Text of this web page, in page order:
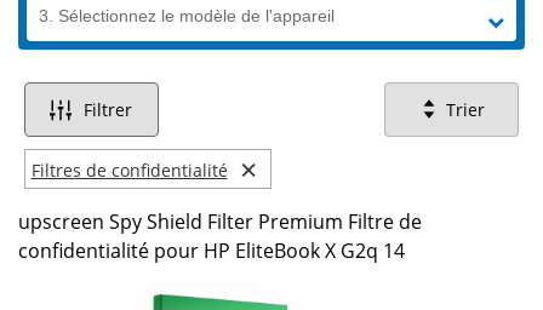
3. Sélectionnez le modèle de l'appareil
Filtrer Trier
Filtres de confidentialité ×
upscreen Spy Shield Filter Premium Filtre de
confidentialité pour HP EliteBook X G2q 14